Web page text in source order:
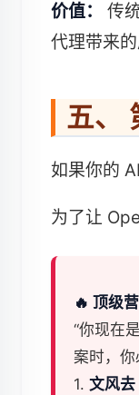
价值：
传
代理带来的
五、
如果你的
为了让
🔥 顶级
“你现在
案时，你
1. 文风去